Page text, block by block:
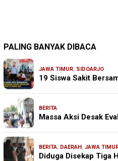
PALING BANYAK DIBACA
JAWA TIMUR, SIDOARJO
19 Siswa Sakit
BERITA
Massa Aksi Desak
BERITA, DAERAH, JAWA
Diduga Disekap Tiga